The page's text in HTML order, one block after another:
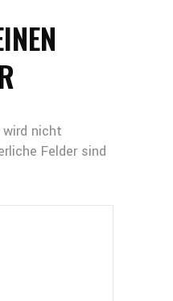
wird nicht
Felder sind